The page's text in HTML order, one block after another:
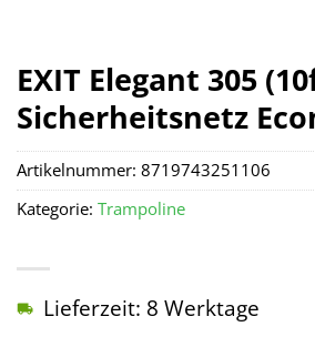
EXIT Elegant 305
Sicherheitsnetz
Lieferzeit: 8 Werktage
Artikelnummer: 8719743251106
Kategorie: Trampoline